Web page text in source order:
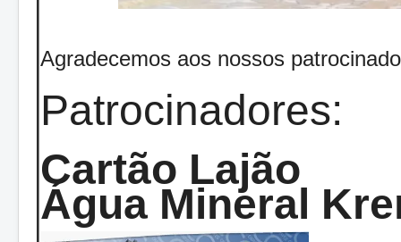
Agradecemos aos nossos
Patrocinadores:
Cartão Lajão
Água Mineral